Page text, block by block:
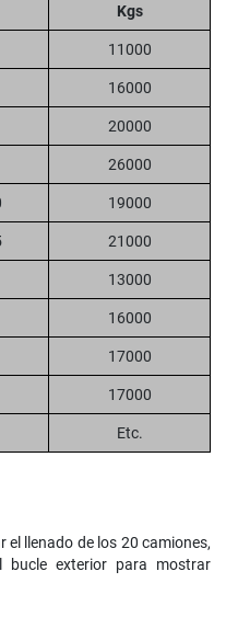
Kgs
11000
16000
20000
26000
19000
21000
13000
16000
17000
17000
Etc.
llenado de los 20 camiones,
bucle exterior para mostrar